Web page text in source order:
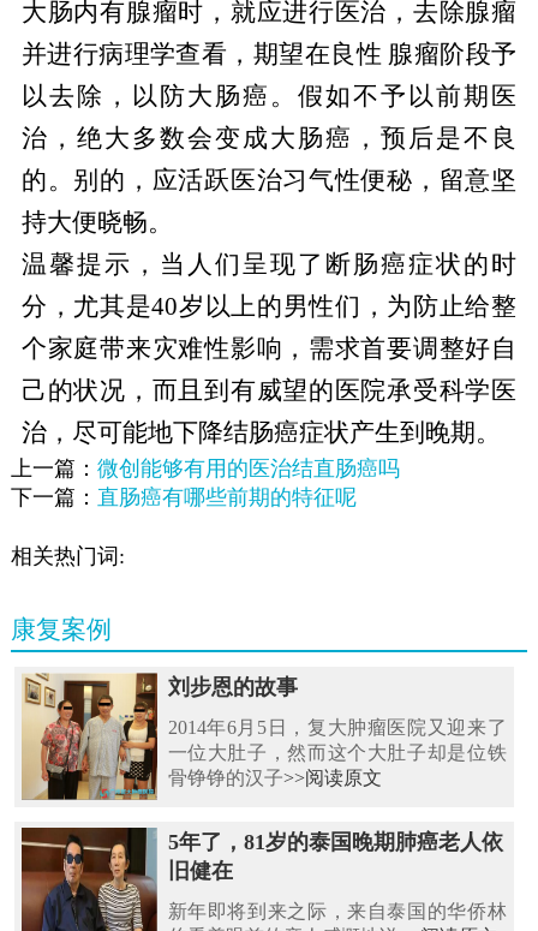
大肠内有腺瘤时，就应进行医治，去除腺瘤
并进行病理学查看，期望在良性 腺瘤阶段予
以去除，以防大肠癌。假如不予以前期医
治，绝大多数会变成大肠癌，预后是不良
的。别的，应活跃医治习气性便秘，留意坚
持大便晓畅。
温馨提示，当人们呈现了断肠癌症状的时
分，尤其是40岁以上的男性们，为防止给整
个家庭带来灾难性影响，需求首要调整好自
己的状况，而且到有威望的医院承受科学医
治，尽可能地下降结肠癌症状产生到晚期。
上一篇： 微创能够有用的医治结直肠癌吗
下一篇： 直肠癌有哪些前期的特征呢
相关热门词:
康复案例
刘步恩的故事
2014年6月5日，复大肿瘤医院又迎来了
一位大肚子，然而这个大肚子却是位铁
骨铮铮的汉子>>阅读原文
5年了，81岁的泰国晚期肺癌老人依
旧健在
新年即将到来之际，来自泰国的华侨林